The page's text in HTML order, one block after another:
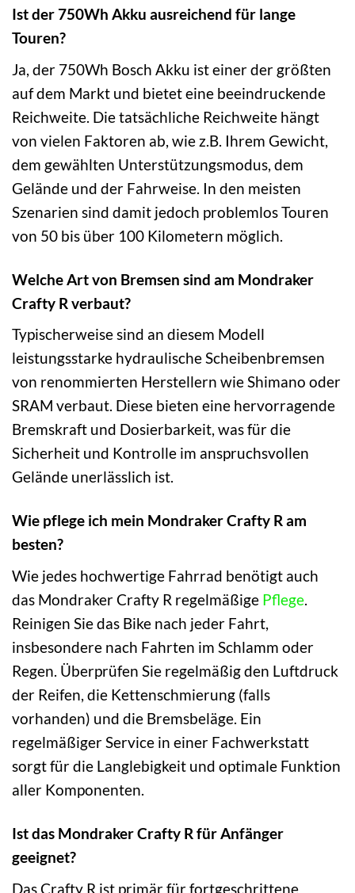
Ist der 750Wh Akku ausreichend für lange
Touren?
Ja, der 750Wh Bosch Akku ist einer der größten
auf dem Markt und bietet eine beeindruckende
Reichweite. Die tatsächliche Reichweite hängt
von vielen Faktoren ab, wie z.B. Ihrem Gewicht,
dem gewählten Unterstützungsmodus, dem
Gelände und der Fahrweise. In den meisten
Szenarien sind damit jedoch problemlos Touren
von 50 bis über 100 Kilometern möglich.
Welche Art von Bremsen sind am Mondraker
Crafty R verbaut?
Typischerweise sind an diesem Modell
leistungsstarke hydraulische Scheibenbremsen
von renommierten Herstellern wie Shimano oder
SRAM verbaut. Diese bieten eine hervorragende
Bremskraft und Dosierbarkeit, was für die
Sicherheit und Kontrolle im anspruchsvollen
Gelände unerlässlich ist.
Wie pflege ich mein Mondraker Crafty R am
besten?
Wie jedes hochwertige Fahrrad benötigt auch
das Mondraker Crafty R regelmäßige Pflege.
Reinigen Sie das Bike nach jeder Fahrt,
insbesondere nach Fahrten im Schlamm oder
Regen. Überprüfen Sie regelmäßig den Luftdruck
der Reifen, die Kettenschmierung (falls
vorhanden) und die Bremsbeläge. Ein
regelmäßiger Service in einer Fachwerkstatt
sorgt für die Langlebigkeit und optimale Funktion
aller Komponenten.
Ist das Mondraker Crafty R für Anfänger
geeignet?
Das Crafty R ist primär für fortgeschrittene